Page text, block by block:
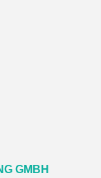
GMBH